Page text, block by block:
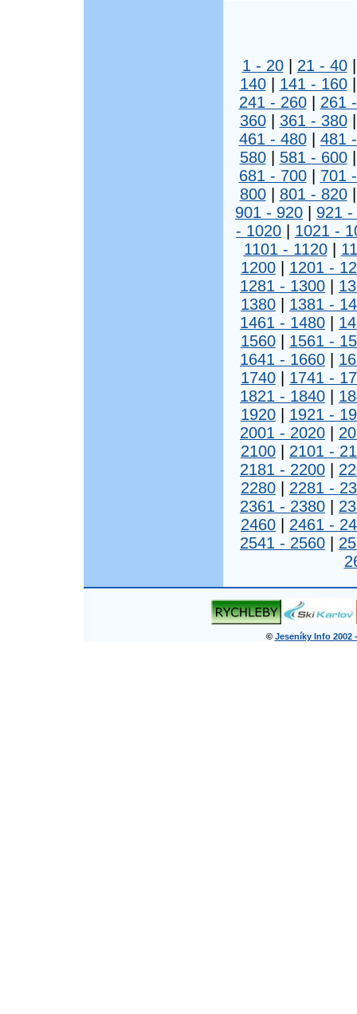
1 - 20| 21 - 40
140| 141 - 160
241 - 260| 261
360| 361 - 380
461 - 480| 481
580| 581 - 600
681 - 700| 701
800| 801 - 820
901 - 920
921 -
- 1020
1021 -
1101 - 1120|
1200
1201 -
1281 - 1300
1380
1381 -
1461 - 1480
1560
1561 -
1641 - 1660
1740
1741 -
1821 - 1840
1920
1921 -
2001 - 2020
2100
2101 -
2181 - 2200
2280
2281 -
2361 - 2380
2460
2461 -
2541 - 2560
© Jeseníky Info 2002